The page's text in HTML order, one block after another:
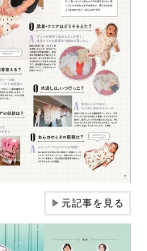
▶元記事を見る